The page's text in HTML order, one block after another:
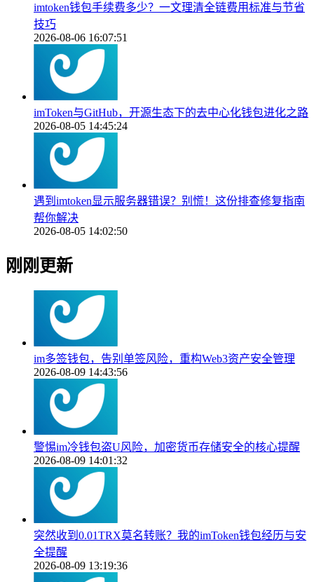
imtoken钱包手续费多少？一文理清全链费用标准与节省
技巧
2026-08-06 16:07:51
imToken与GitHub，开源生态下的去中心化钱包进化之路
2026-08-05 14:45:24
遇到imtoken显示服务器错误？别慌！这份排查修复指南
帮你解决
2026-08-05 14:02:50
刚刚更新
im多签钱包，告别单签风险，重构Web3资产安全管理
2026-08-09 14:43:56
警惕im冷钱包盗U风险，加密货币存储安全的核心提醒
2026-08-09 14:01:32
突然收到0.01TRX莫名转账？我的imToken钱包经历与安
全提醒
2026-08-09 13:19:36